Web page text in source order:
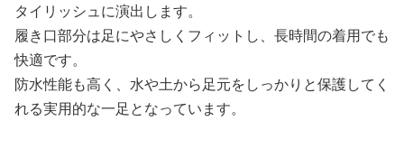
タイリッシュに演出します。
履き口部分は足にやさしくフィットし、長時間の着用でも
快適です。
防水性能も高く、水や土から足元をしっかりと保護してく
れる実用的な一足となっています。